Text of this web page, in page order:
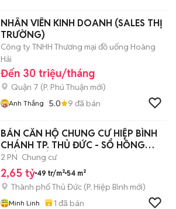
NHÂN VIÊN KINH DOANH (SALES THỊ
TRƯỜNG)
Công ty TNHH Thương mại đồ uống Hoàng
Hải
Đến 30 triệu/tháng
Quận 7 (P. Phú Thuận mới)
Anh Thắng 5.0 9 đã bán
BÁN CĂN HỘ CHUNG CƯ HIỆP BÌNH
CHÁNH TP. THỦ ĐỨC - SỔ HỒNG
CHÍNH CHỦ
2 PN Chung cư
2,65 tỷ 49 tr/m² 54 m²
Thành phố Thủ Đức (P. Hiệp Bình mới)
Minh Linh 1 đã bán